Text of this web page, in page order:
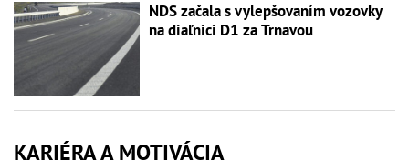
NDS začala s vylepšovaním vozovky
na diaľnici D1 za Trnavou
KARIÉRA A MOTIVÁCIA